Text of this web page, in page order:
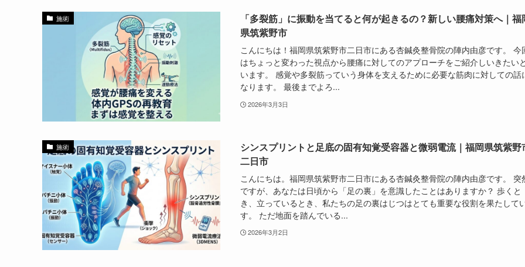
施術
「多裂筋」に振動を当てると何が起きるの？新しい腰痛対策へ｜福
県筑紫野市
こんにちは！福岡県筑紫野市二日市にある杏鍼灸整骨院の陣内由彦です。 今
はちょっと変わった視点から腰痛に対してのアプローチをご紹介しいきたい
います。 感覚や多裂筋っていう身体を支えるために必要な筋肉に対しての話
なります。 最後までよろ...
2026年3月3日
施術
シンスプリントと足底の固有知覚受容器と微弱電流｜福岡県筑紫野
二日市
こんにちは。福岡県筑紫野市二日市にある杏鍼灸整骨院の陣内由彦です。 突
ですが、あなたは日頃から「足の裏」を意識したことはありますか？ 歩くと
き、立っているとき、私たちの足の裏はじつはとても重要な役割を果たして
す。 ただ地面を踏んでいる...
2026年3月2日